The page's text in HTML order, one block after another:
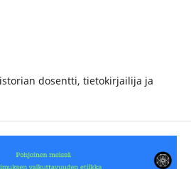
dosentti, tietokirjailija ja